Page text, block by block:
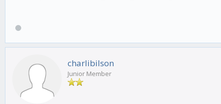
charlibilson
Junior Member